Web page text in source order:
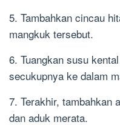
5. Tambahkan cincau
mangkuk tersebut.
6. Tuangkan susu
secukupnya ke dalam
7. Terakhir, tambahkan
dan aduk merata.